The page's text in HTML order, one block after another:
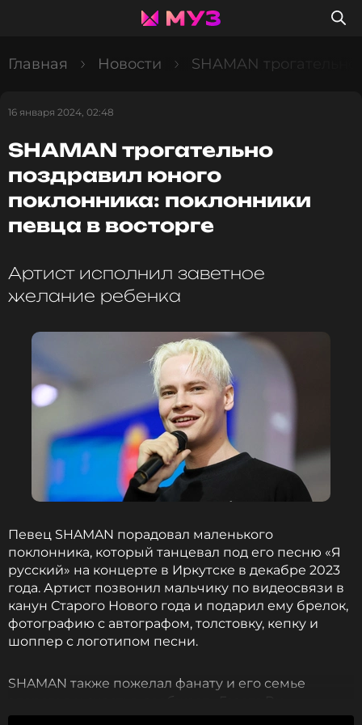
Главная Новости SHAMAN
16 января 2024, 02:48
SHAMAN трогательно
поздравил юного
поклонника: поклонники
певца в восторге
Артист исполнил заветное
желание ребенка
Певец SHAMAN порадовал маленького
поклонника, который танцевал под его песню «Я
русский» на концерте в Иркутске в декабре 2023
года. Артист позвонил мальчику по видеосвязи в
канун Старого Нового года и подарил ему брелок,
фотографию с автографом, толстовку, кепку и
шоппер с логотипом песни.
SHAMAN также пожелал фанату и его семье
здоровья и счастья, сообщает «Газета.Ru».